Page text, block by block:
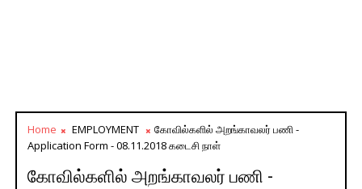
Home EMPLOYMENT
கோவில்களில் அறங்காவலர் பணி -
Application Form - 08.11.2018 கடைசி நாள்
கோவில்களில் அறங்காவலர் பணி -